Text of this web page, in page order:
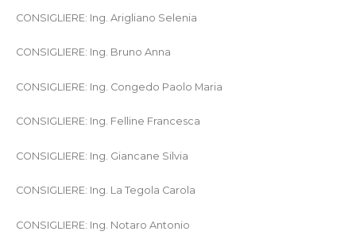
CONSIGLIERE: Ing. Arigliano Selenia
CONSIGLIERE: Ing. Bruno Anna
CONSIGLIERE: Ing. Congedo Paolo Maria
CONSIGLIERE: Ing. Felline Francesca
CONSIGLIERE: Ing. Giancane Silvia
CONSIGLIERE: Ing. La Tegola Carola
CONSIGLIERE: Ing. Notaro Antonio